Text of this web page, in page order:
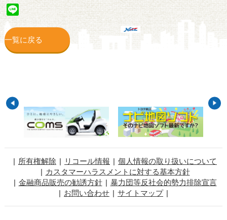
Line
一覧に戻る
所有権解除 リコール情報
個人情報の取り扱いについて
カスタマーハラスメントに対する基本方針
金融商品販売の勧誘方針
暴力団等反社会的勢力排除宣言
お問い合わせ
サイトマップ